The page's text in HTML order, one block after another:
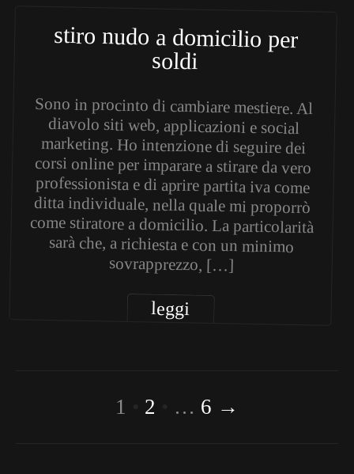
stiro nudo a domicilio per
soldi
Sono in procinto di cambiare mestiere. Al
diavolo siti web, applicazioni e social
marketing. Ho intenzione di seguire dei
corsi online per imparare a stirare da vero
professionista e di aprire partita iva come
ditta individuale, nella quale mi proporrò
come stiratore a domicilio. La particolarità
sarà che, a richiesta e con un minimo
sovrapprezzo, […]
leggi
1 2 … 6 →